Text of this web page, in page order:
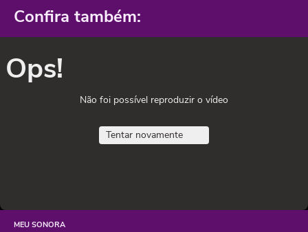
Confira também:
Ops!
Não foi possível reproduzir o vídeo
Tentar novamente
MEU SONORA